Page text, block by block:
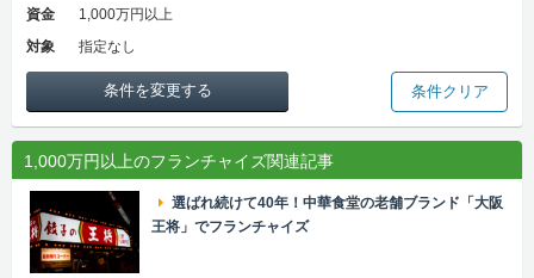
資金
1,000万円以上
対象
指定なし
条件を変更する 条件クリア
1,000万円以上のフランチャイズ関連記事
選ばれ続けて40年！中華食堂の老舗ブランド「大阪
王将」でフランチャイズ